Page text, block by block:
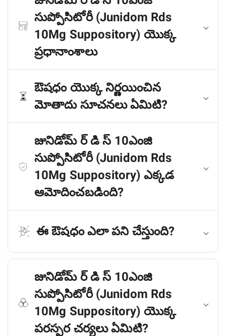
సుప్పోసిటోరీ (Junidom Rds
10Mg Suppository) యొక్క
ప్రధానాంశాలు
ఔషధం యొక్క నిర్ణయించిన
మోతాదు సూచనలు ఏమిటి?
జునిడోమ్ ర్ డి స్ 10ఎంజి
సుప్పోసిటోరీ (Junidom Rds
10Mg Suppository) ఎక్కడ
ఆమోదించబడింది?
ఈ ఔషధం ఎలా పని చేస్తుంది?
జునిడోమ్ ర్ డి స్ 10ఎంజి
సుప్పోసిటోరీ (Junidom Rds
10Mg Suppository) యొక్క
పరస్పర చర్యలు ఏమిటి?